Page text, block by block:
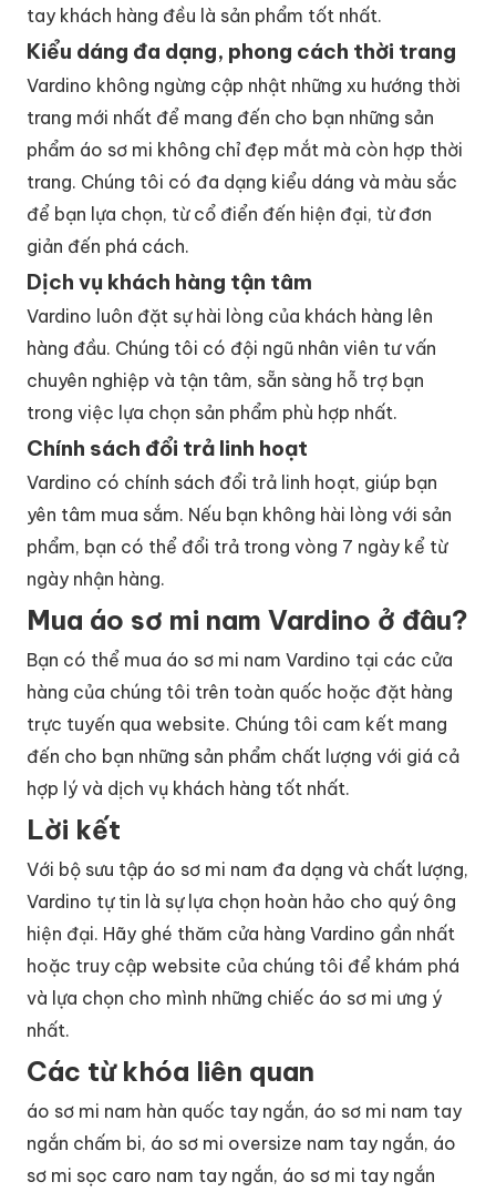
tay khách hàng đều là sản phẩm tốt nhất.
Kiểu dáng đa dạng, phong cách thời trang
Vardino không ngừng cập nhật những xu hướng thời
trang mới nhất để mang đến cho bạn những sản
phẩm áo sơ mi không chỉ đẹp mắt mà còn hợp thời
trang. Chúng tôi có đa dạng kiểu dáng và màu sắc
để bạn lựa chọn, từ cổ điển đến hiện đại, từ đơn
giản đến phá cách.
Dịch vụ khách hàng tận tâm
Vardino luôn đặt sự hài lòng của khách hàng lên
hàng đầu. Chúng tôi có đội ngũ nhân viên tư vấn
chuyên nghiệp và tận tâm, sẵn sàng hỗ trợ bạn
trong việc lựa chọn sản phẩm phù hợp nhất.
Chính sách đổi trả linh hoạt
Vardino có chính sách đổi trả linh hoạt, giúp bạn
yên tâm mua sắm. Nếu bạn không hài lòng với sản
phẩm, bạn có thể đổi trả trong vòng 7 ngày kể từ
ngày nhận hàng.
Mua áo sơ mi nam Vardino ở đâu?
Bạn có thể mua áo sơ mi nam Vardino tại các cửa
hàng của chúng tôi trên toàn quốc hoặc đặt hàng
trực tuyến qua website. Chúng tôi cam kết mang
đến cho bạn những sản phẩm chất lượng với giá cả
hợp lý và dịch vụ khách hàng tốt nhất.
Lời kết
Với bộ sưu tập áo sơ mi nam đa dạng và chất lượng,
Vardino tự tin là sự lựa chọn hoàn hảo cho quý ông
hiện đại. Hãy ghé thăm cửa hàng Vardino gần nhất
hoặc truy cập website của chúng tôi để khám phá
và lựa chọn cho mình những chiếc áo sơ mi ưng ý
nhất.
Các từ khóa liên quan
áo sơ mi nam hàn quốc tay ngắn, áo sơ mi nam tay
ngắn chấm bi, áo sơ mi oversize nam tay ngắn, áo
sơ mi sọc caro nam tay ngắn, áo sơ mi tay ngắn